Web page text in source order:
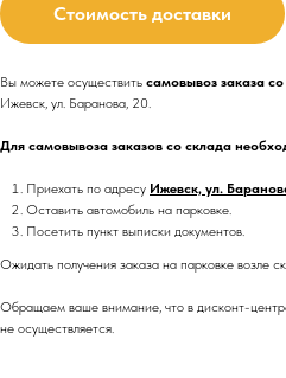
Стоимость доставки
Вы можете осуществить самовывоз заказа
Ижевск, ул. Баранова, 20.
Для самовывоза заказов со склада
Приехать по адресу Ижевск, ул.
Оставить автомобиль на парковке.
Посетить пункт выписки документов.
Ожидать получения заказа на парковке возле
Обращаем ваше внимание, что в дисконт-
не осуществляется.